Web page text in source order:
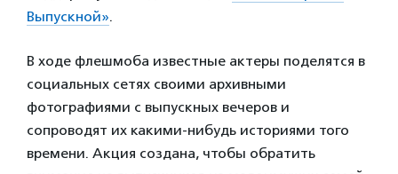
Выпускной».
В ходе флешмоба известные актеры поделятся в
социальных сетях своими архивными
фотографиями с выпускных вечеров и
сопроводят их какими-нибудь историями того
времени. Акция создана, чтобы обратить